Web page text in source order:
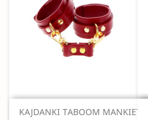
Szybki podgląd
KAJDANKI TABOOM MANKIETY...